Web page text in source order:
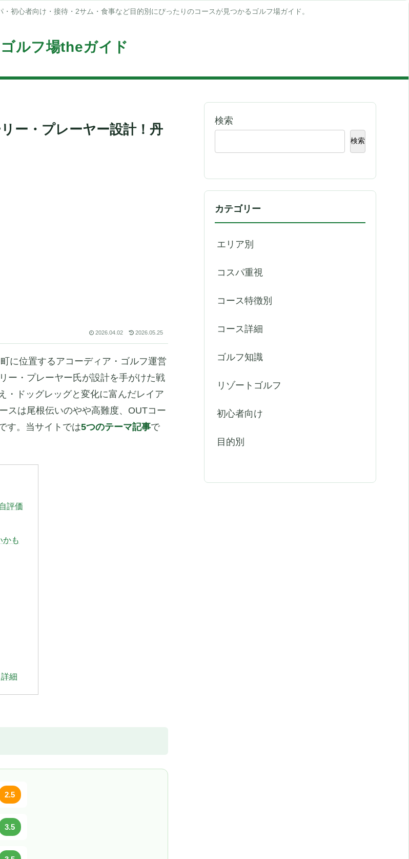
初心者向け・接待・2サム・食事など目的別にぴったりのコースが見つかるゴルフ場ガイド。
ゴルフ場theガイド
ー・プレーヤー設計！丹
2026.04.02 2026.05.25
に位置するアコーディア・ゴルフ運営
ー・プレーヤー氏が設計を手がけた戦
・ドッグレッグと変化に富んだレイア
スは尾根伝いのやや高難度、OUTコー
す。当サイトでは5つのテーマ記事で
評価
かも
細
2.5
3.5
検索
検索
カテゴリー
エリア別
コスパ重視
コース特徴別
コース詳細
ゴルフ知識
リゾートゴルフ
初心者向け
目的別